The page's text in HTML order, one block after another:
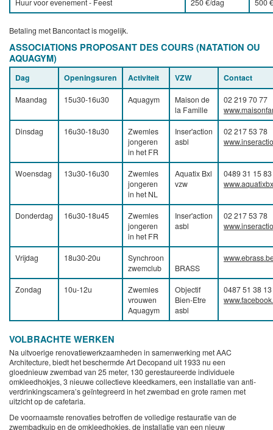
Huur voor evenement - Feest 250 €/dag 500
Betaling met Bancontact is mogelijk.
ASSOCIATIONS PROPOSANT DES COURS (NATATION OU
AQUAGYM)
Dag Openingsuren Activiteit VZW Contact
Maandag 15u30-16u30 Aquagym
Maison de
la Famille
02 219 70 77
Dinsdag 16u30-18u30
Zwemles
jongeren
in het FR
Inser'action
asbl
02 217 53 78
Woensdag 13u30-16u30
Zwemles
jongeren
in het NL
Aquatix Bxl
vzw
0489 31 15 83
Donderdag 16u30-18u45
Zwemles
jongeren
in het FR
Inser'action
asbl
02 217 53 78
Vrijdag 18u30-20u
Synchroon
zwemclub
BRASS
Zondag 10u-12u
Zwemles
vrouwen
Aquagym
Objectif
Bien-Etre
asbl
0487 51 38 13
VOLBRACHTE WERKEN
Na uitvoerige renovatiewerkzaamheden in samenwerking met AAC
Architecture, biedt het beschermde Art Decopand uit 1933 nu een
gloednieuw zwembad van 25 meter, 130 gerestaureerde individuele
omkleedhokjes, 3 nieuwe collectieve kleedkamers, een installatie van anti-
verdrinkingscamera’s geïntegreerd in het zwembad en grote ramen met
uitzicht op de cafetaria.
De voornaamste renovaties betroffen de volledige restauratie van de
zwembadkuip en de omkleedhokjes, de installatie van een nieuw